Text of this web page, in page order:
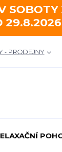
SOBOTY
29.8.2026
- PRODEJNY